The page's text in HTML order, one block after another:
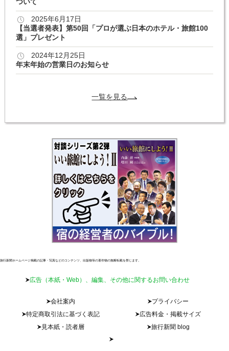
2025年6月17日
【当選者発表】第50回「プロが選ぶ日本のホテル・旅館100
選」プレゼント
2024年12月25日
年末年始の営業日のお知らせ
一覧を見る
旅行新聞ホームページ掲載の記事・写真などのコンテンツ、出版物等の著作物の無断転載を禁じます。
広告（本紙・Web）、編集、その他に関するお問い合わせ
会社案内
プライバシー
特定商取引法に基づく表記
広告料金・掲載サイズ
見本紙・読者層
旅行新聞 blog